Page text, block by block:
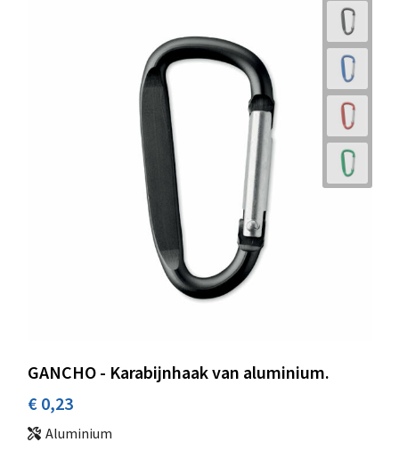
GANCHO - Karabijnhaak van aluminium.
€ 0,23
Aluminium